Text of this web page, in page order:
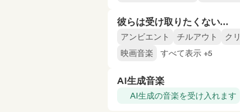
彼らは受け取りたくない…
アンビエント チルアウト ク
映画音楽
すべて表示 +5
AI生成音楽
AI生成の音楽を受け入れます